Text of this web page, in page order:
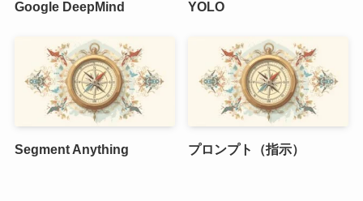
Google DeepMind YOLO
Segment Anything プロンプト（指示）